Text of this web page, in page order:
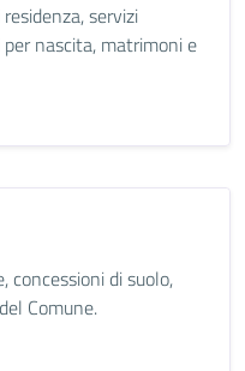
servizi
nascita, matrimoni e
concessioni di suolo,
Comune.